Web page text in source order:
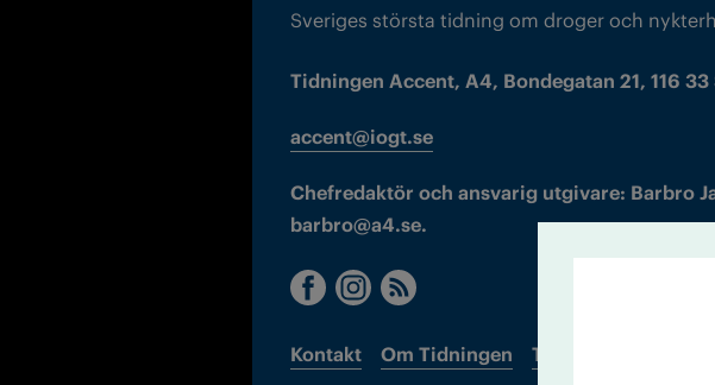
Sveriges största tidning om droger och
Tidningen Accent, A4, Bondegatan 21, 116
accent@iogt.se
Chefredaktör och ansvarig utgivare: Barbro
barbro@a4.se.
Kontakt Om Tidningen Tidningsarkiv In